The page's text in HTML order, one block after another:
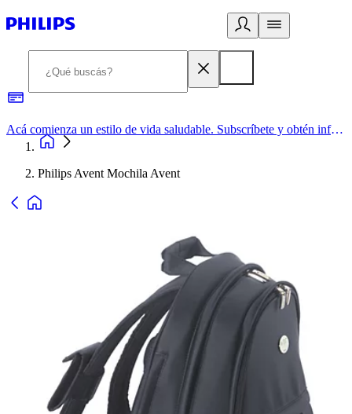
Acá comienza un estilo de vida saludable. Subscríbete y obtén información de primera mano
Philips Avent Mochila Avent